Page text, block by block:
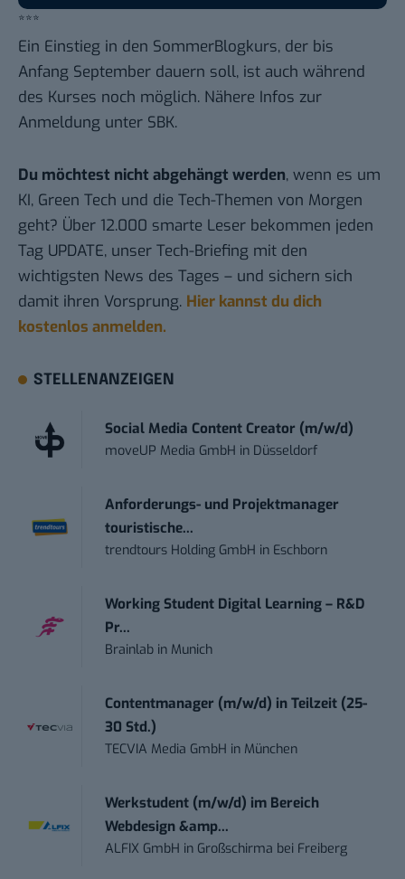
***
Ein Einstieg in den SommerBlogkurs, der bis
Anfang September dauern soll, ist auch während
des Kurses noch möglich. Nähere Infos zur
Anmeldung unter SBK.
Du möchtest nicht abgehängt werden, wenn es um
KI, Green Tech und die Tech-Themen von Morgen
geht? Über 12.000 smarte Leser bekommen jeden
Tag UPDATE, unser Tech-Briefing mit den
wichtigsten News des Tages – und sichern sich
damit ihren Vorsprung. Hier kannst du dich
kostenlos anmelden.
STELLENANZEIGEN
Social Media Content Creator (m/w/d)
moveUP Media GmbH in Düsseldorf
Anforderungs- und Projektmanager
touristische...
trendtours Holding GmbH in Eschborn
Working Student Digital Learning – R&D
Pr...
Brainlab in Munich
Contentmanager (m/w/d) in Teilzeit (25-
30 Std.)
TECVIA Media GmbH in München
Werkstudent (m/w/d) im Bereich
Webdesign &amp...
ALFIX GmbH in Großschirma bei Freiberg